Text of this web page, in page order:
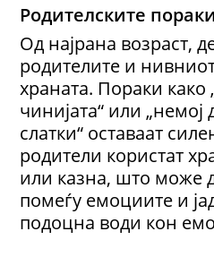
Родителските
Од најрана возраст,
родителите и
храната. Пораки како
чинијата“ или „немој
слатки“ оставаат
родители користат
или казна, што може
помеѓу емоциите и
подоцна води кон